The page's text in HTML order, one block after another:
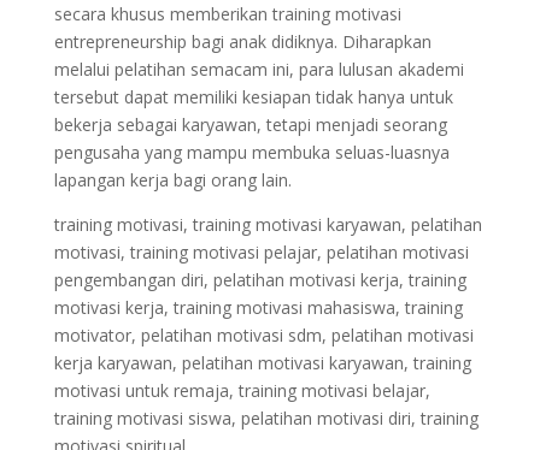
secara khusus memberikan training motivasi
entrepreneurship bagi anak didiknya. Diharapkan
melalui pelatihan semacam ini, para lulusan akademi
tersebut dapat memiliki kesiapan tidak hanya untuk
bekerja sebagai karyawan, tetapi menjadi seorang
pengusaha yang mampu membuka seluas-luasnya
lapangan kerja bagi orang lain.
training motivasi, training motivasi karyawan, pelatihan
motivasi, training motivasi pelajar, pelatihan motivasi
pengembangan diri, pelatihan motivasi kerja, training
motivasi kerja, training motivasi mahasiswa, training
motivator, pelatihan motivasi sdm, pelatihan motivasi
kerja karyawan, pelatihan motivasi karyawan, training
motivasi untuk remaja, training motivasi belajar,
training motivasi siswa, pelatihan motivasi diri, training